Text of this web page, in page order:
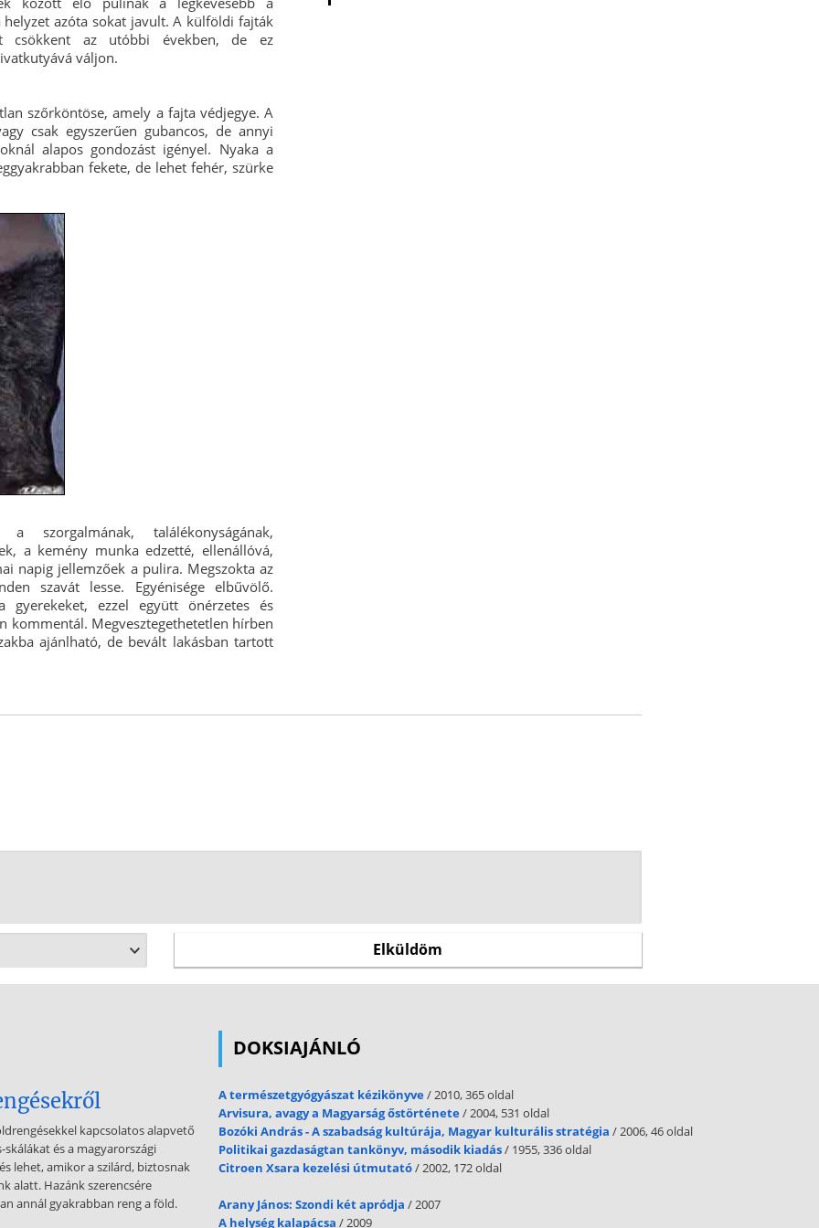
azóta sokat javult. A külföldi fajták
csökkent az utóbbi években, de ez
váljon.
szőrköntöse, amely a fajta védjegye. A
csak egyszerűen gubancos, de annyi
alapos gondozást igényel. Nyaka a
fekete, de lehet fehér, szürke
találékonyságának,
a kemény munka edzetté, ellenállóvá,
napig jellemzőek a pulira. Megszokta az
szavát lesse. Egyénisége elbűvölő.
gyerekeket, ezzel együtt önérzetes és
kommentál. Megvesztegethetetlen hírben
ajánlható, de bevált lakásban tartott
kapcsolatos alapvető
és a magyarországi
lehet, amikor a szilárd, biztosnak
alatt. Hazánk szerencsére
annál gyakrabban reng a föld.
DOKSIAJÁNLÓ
A természetgyógyászat kézikönyve/ 2010, 365 oldal
Arvisura, avagy a Magyarság őstörténete/ 2004, 531 oldal
Bozóki András - A szabadság kultúrája, Magyar kulturális stratégia / 2006, 46 oldal
Politikai gazdaságtan tankönyv, második kiadás/ 1955, 336 oldal
Citroen Xsara kezelési útmutató/ 2002, 172 oldal
Arany János: Szondi két apródja / 2007
A helység kalapácsa / 2009